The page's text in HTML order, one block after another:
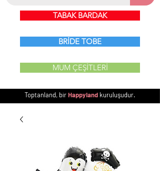
TABAK BARDAK
BRİDE TOBE
MUM ÇEŞİTLERİ
Toptanland, birHappyland kuruluşudur.